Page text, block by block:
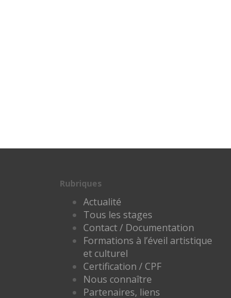
Rubriques
Actualité
Tous les stages
Contact / Documentation
Formations à l’éveil artistique
et culturel
Certification / CPF
Nous connaître
Partenaires, liens